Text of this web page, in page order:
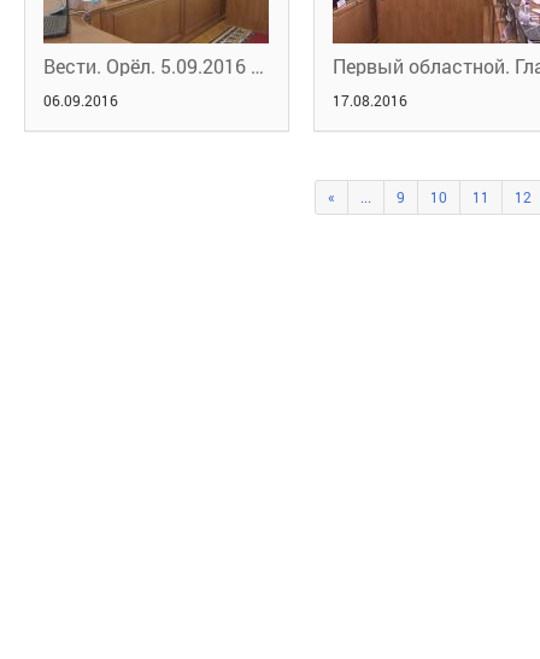
Вести. Орёл. 5.09.2016 20:45
06.09.2016 17.08.2016
« ... 9 10 11 12